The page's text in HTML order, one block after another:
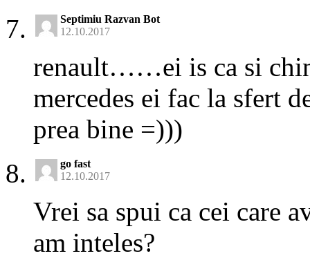
Septimiu Razvan Bot
12.10.2017
renault……ei is ca si
mercedes ei fac la sfert
prea bine =)))
go fast
12.10.2017
Vrei sa spui ca cei care
am inteles?